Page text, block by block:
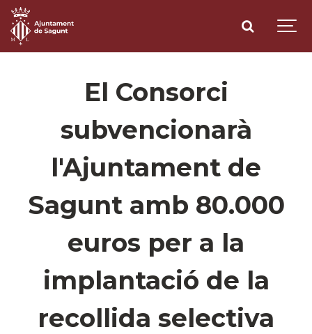
El Consorci
subvencionarà
l'Ajuntament de
Sagunt amb 80.000
euros per a la
implantació de la
recollida selectiva